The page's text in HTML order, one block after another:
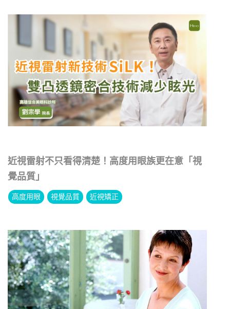
近視雷射不只看得清楚！高度用眼族更在意「視
覺品質」
高度用眼 視覺品質 近視矯正